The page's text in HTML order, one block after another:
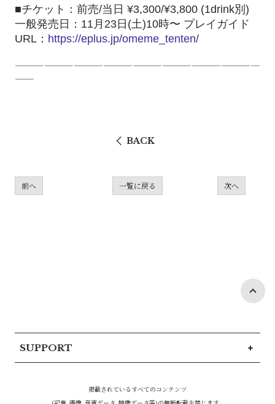
■チケット：前売/当日 ¥3,300/¥3,800 (1drink別)
一般発売日：11月23日(土)10時〜 プレイガイド
URL： https://eplus.jp/omeme_tenten/
—————————————————————————
——
BACK
前へ 一覧に戻る 次へ
SUPPORT
掲載されているすべてのコンテンツ